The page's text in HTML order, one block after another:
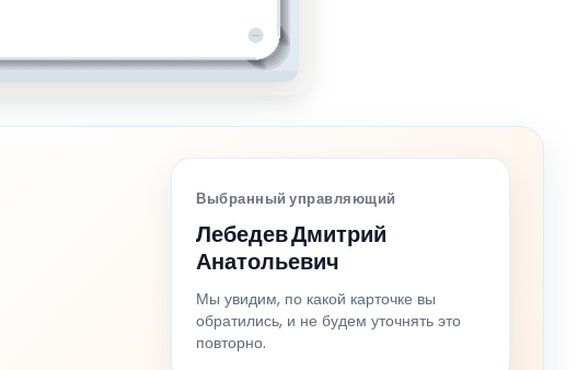
Выбранный управляющий
Лебедев Дмитрий
Анатольевич
Мы увидим, по какой карточке вы
обратились, и не будем уточнять это
повторно.